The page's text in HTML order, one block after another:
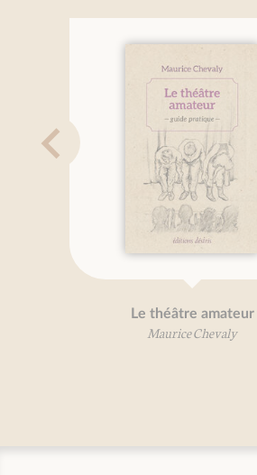
Le théâtre amateur
Maurice Chevaly